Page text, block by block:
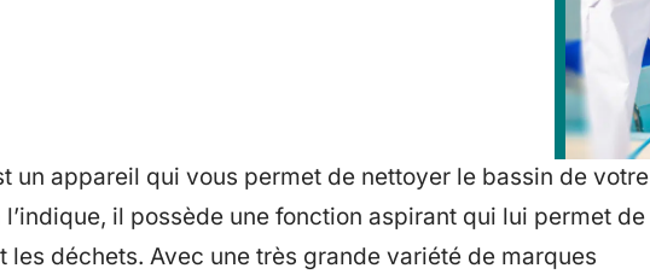
un appareil qui vous permet de nettoyer le bassin de votre
il possède une fonction aspirant qui lui permet de
déchets. Avec une très grande variété de marques